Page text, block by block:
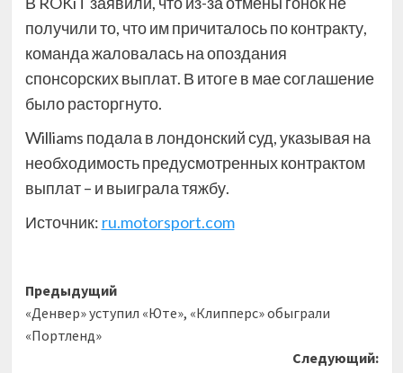
получили то, что им причиталось по контракту,
команда жаловалась на опоздания
спонсорских выплат. В итоге в мае соглашение
было расторгнуто.
Williams подала в лондонский суд, указывая на
необходимость предусмотренных контрактом
выплат – и выиграла тяжбу.
Источник: ru.motorsport.com
Навигация
записи
Предыдущий
«Денвер» уступил «Юте», «Клипперс» обыграли
«Портленд»
Следующий: